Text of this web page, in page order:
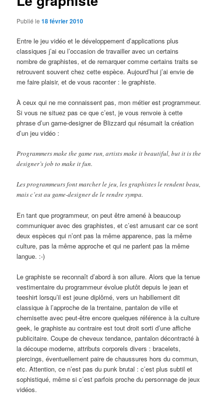
Publié le18 février 2010
Entre le jeu vidéo et le développement d’applications plus
classiques j’ai eu l’occasion de travailler avec un certains
nombre de graphistes, et de remarquer comme certains traits se
retrouvent souvent chez cette espèce. Aujourd’hui j’ai envie de
me faire plaisir, et de vous raconter : le graphiste.
À ceux qui ne me connaissent pas, mon métier est programmeur.
Si vous ne situez pas ce que c’est, je vous renvoie à cette
phrase d’un game-designer de Blizzard qui résumait la création
d’un jeu vidéo :
Programmers make the game run, artists make it beautiful, but it is the
designer’s job to make it fun.
Les programmeurs font marcher le jeu, les graphistes le rendent beau,
mais c’est au game-designer de le rendre sympa.
En tant que programmeur, on peut être amené à beaucoup
communiquer avec des graphistes, et c’est amusant car ce sont
deux espèces qui n’ont pas la même apparence, pas la même
culture, pas la même approche et qui ne parlent pas la même
langue. :-)
Le graphiste se reconnaît d’abord à son allure. Alors que la tenue
vestimentaire du programmeur évolue plutôt depuis le jean et
teeshirt lorsqu’il est jeune diplômé, vers un habillement dit
classique à l’approche de la trentaine, pantalon de ville et
chemisette avec peut-être encore quelques référence à la culture
geek, le graphiste au contraire est tout droit sorti d’une affiche
publicitaire. Coupe de cheveux tendance, pantalon décontracté à
la découpe moderne, attributs corporels divers : bracelets,
piercings, éventuellement paire de chaussures hors du commun,
etc. Attention, ce n’est pas du punk brutal : c’est plus subtil et
sophistiqué, même si c’est parfois proche du personnage de jeux
vidéos.